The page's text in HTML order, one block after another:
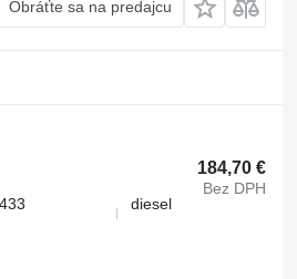
Obráťte sa na predajcu
184,70 €
Bez DPH
diesel